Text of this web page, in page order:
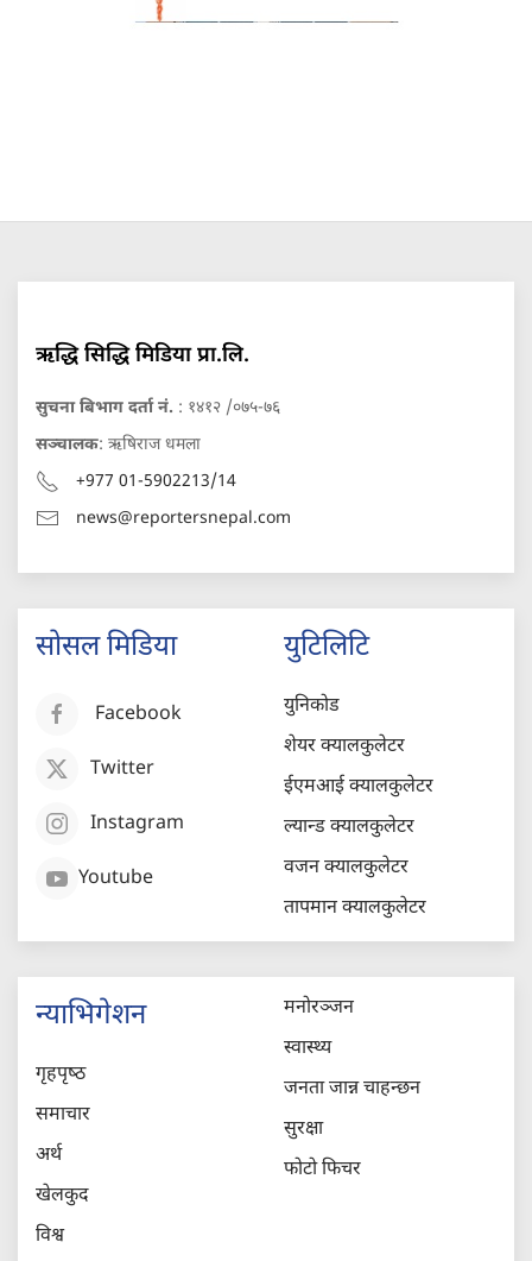
ऋद्धि सिद्धि मिडिया प्रा.लि.
सुचना बिभाग दर्ता नं. : १४१२ /०७५-७६
सञ्चालक: ऋषिराज धमला
+977 01-5902213/14
news@reportersnepal.com
सोसल मिडिया
Facebook
Twitter
Instagram
Youtube
युटिलिटि
युनिकोड
शेयर क्यालकुलेटर
ईएमआई क्यालकुलेटर
ल्यान्ड क्यालकुलेटर
वजन क्यालकुलेटर
तापमान क्यालकुलेटर
न्याभिगेशन
गृहपृष्‍ठ
समाचार
अर्थ
खेलकुद
विश्व
मनोरञ्जन
स्वास्थ्य
जनता जान्न चाहन्छन
सुरक्षा
फोटो फिचर